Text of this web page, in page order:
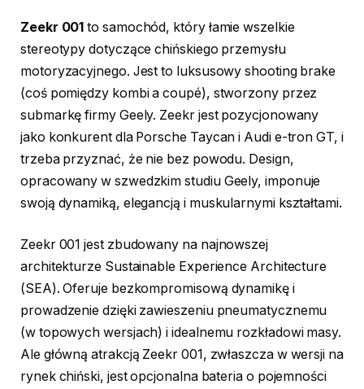
Zeekr 001 to samochód, który łamie wszelkie
stereotypy dotyczące chińskiego przemysłu
motoryzacyjnego. Jest to luksusowy shooting brake
(coś pomiędzy kombi a coupé), stworzony przez
submarkę firmy Geely. Zeekr jest pozycjonowany
jako konkurent dla Porsche Taycan i Audi e-tron GT, i
trzeba przyznać, że nie bez powodu. Design,
opracowany w szwedzkim studiu Geely, imponuje
swoją dynamiką, elegancją i muskularnymi kształtami.
Zeekr 001 jest zbudowany na najnowszej
architekturze Sustainable Experience Architecture
(SEA). Oferuje bezkompromisową dynamikę i
prowadzenie dzięki zawieszeniu pneumatycznemu
(w topowych wersjach) i idealnemu rozkładowi masy.
Ale główną atrakcją Zeekr 001, zwłaszcza w wersji na
rynek chiński, jest opcjonalna bateria o pojemności